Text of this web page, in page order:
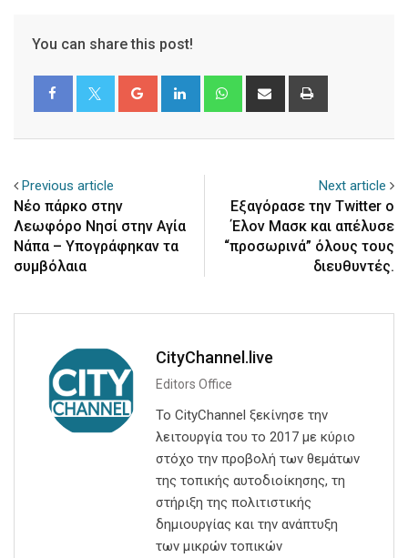
You can share this post!
Google+ LinkedIn WhatsappShare
Previous article
Νέο πάρκο στην
Λεωφόρο Νησί στην Αγία
Νάπα – Υπογράφηκαν τα
συμβόλαια
Next article
Εξαγόρασε την Twitter ο
Έλον Μασκ και απέλυσε
“προσωρινά” όλους τους
διευθυντές.
CityChannel.live
Editors Office
Το CityChannel ξεκίνησε την
λειτουργία του το 2017 με κύριο
στόχο την προβολή των θεμάτων
της τοπικής αυτοδιοίκησης, τη
στήριξη της πολιτιστικής
δημιουργίας και την ανάπτυξη
των μικρών τοπικών